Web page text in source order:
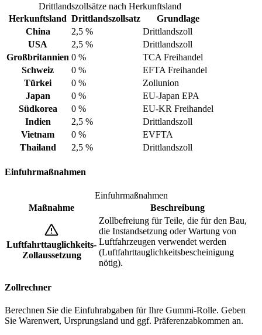
Drittlandszollsätze nach Herkunftsland
Herkunftsland Drittlandszollsatz
Grundlage
China
2,5 %
Drittlandszoll
USA
2,5 %
Drittlandszoll
Großbritannien 0 %
TCA Freihandel
Schweiz
0 %
EFTA Freihandel
Türkei
0 %
Zollunion
Japan
0 %
EU-Japan EPA
Südkorea
0 %
EU-KR Freihandel
Indien
2,5 %
Drittlandszoll
Vietnam
0 %
EVFTA
Thailand
2,5 % Drittlandszoll
Einfuhrmaßnahmen
Einfuhrmaßnahmen
Maßnahme
Beschreibung
Luftfahrttauglichkeits-
Zollaussetzung
Zollbefreiung für Teile, die für den Bau,
die Instandsetzung oder Wartung von
Luftfahrzeugen verwendet werden
(Luftfahrttauglichkeitsbescheinigung
nötig).
Zollrechner
Berechnen Sie die Einfuhrabgaben für Ihre Gummi-Rolle. Geben
Sie Warenwert, Ursprungsland und ggf. Präferenzabkommen an.